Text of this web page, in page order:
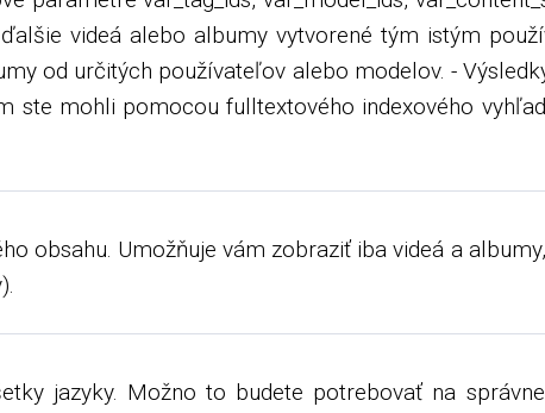
videá alebo albumy vytvorené tým istým
od určitých používateľov alebo modelov. -
mohli pomocou fulltextového indexového
obsahu. Umožňuje vám zobraziť iba videá a
jazyky. Možno to budete potrebovať na